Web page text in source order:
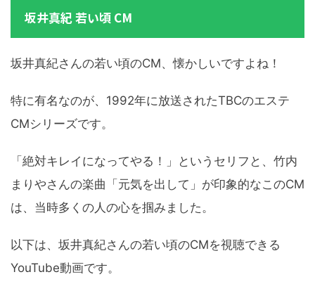
坂井真紀 若い頃 CM
坂井真紀さんの若い頃のCM、懐かしいですよね！
特に有名なのが、1992年に放送されたTBCのエステ
CMシリーズです。
「絶対キレイになってやる！」というセリフと、竹内
まりやさんの楽曲「元気を出して」が印象的なこのCM
は、当時多くの人の心を掴みました。
以下は、坂井真紀さんの若い頃のCMを視聴できる
YouTube動画です。